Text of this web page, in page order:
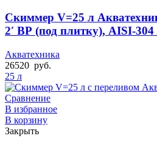
Скиммер V=25 л
2′ ВР (под плитку), AISI-
Акватехника
26520 руб.
25 л
Сравнение
В избранное
В корзину
Закрыть